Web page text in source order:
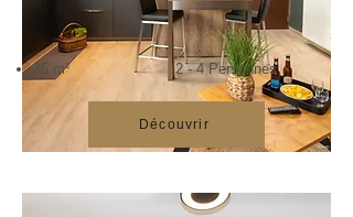
35 m² 2- 4 Personnes
Découvrir